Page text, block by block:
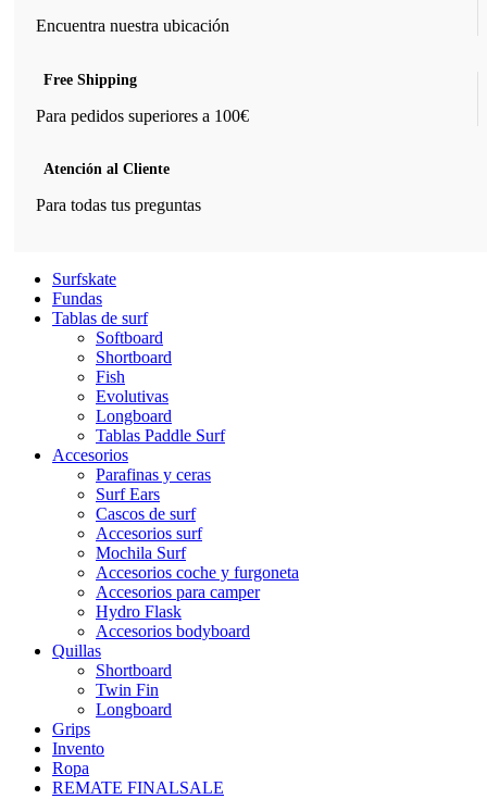
Encuentra nuestra ubicación
Free Shipping
Para pedidos superiores a 100€
Atención al Cliente
Para todas tus preguntas
Surfskate
Fundas
Tablas de surf
Softboard
Shortboard
Fish
Evolutivas
Longboard
Tablas Paddle Surf
Accesorios
Parafinas y ceras
Surf Ears
Cascos de surf
Accesorios surf
Mochila Surf
Accesorios coche y furgoneta
Accesorios para camper
Hydro Flask
Accesorios bodyboard
Quillas
Shortboard
Twin Fin
Longboard
Grips
Invento
Ropa
REMATE FINALSALE